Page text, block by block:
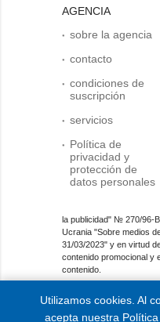
AGENCIA
sobre la agencia
contacto
condiciones de
suscripción
servicios
Política de
privacidad y
protección de
datos personales
la publicidad" № 270/96-
Ucrania "Sobre medios
31/03/2023" y en virtud
contenido promocional y
contenido.
Entidad de medios en
01421.
Utilizamos cookies. Al
acepta nuestra